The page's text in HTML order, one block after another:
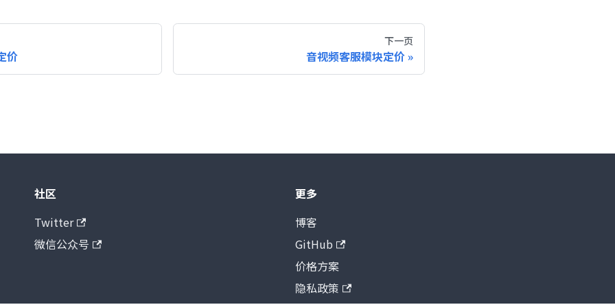
价
下一页
音视频客服模块定价
社区
Twitter
微信公众号
更多
博客
GitHub
价格方案
隐私政策